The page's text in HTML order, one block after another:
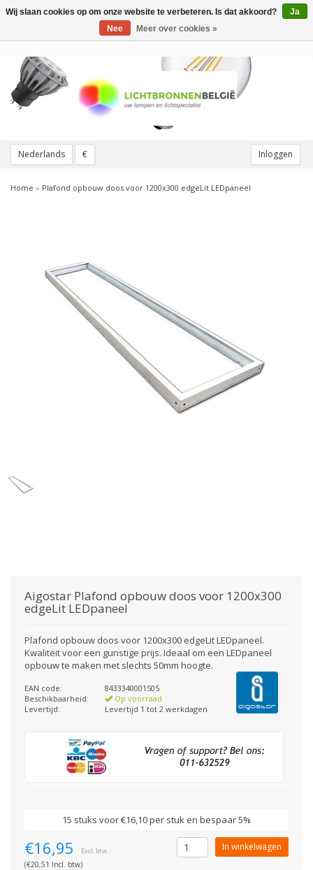
Nederlands € Inloggen
Toggle
Home » Plafond opbouw doos voor 1200x300 edgeLit LEDpaneel
Aigostar Plafond opbouw doos voor 1200x300
edgeLit LEDpaneel
Plafond opbouw doos voor 1200x300 edgeLit LEDpaneel.
Kwaliteit voor een gunstige prijs. Ideaal om een LEDpaneel
opbouw te maken met slechts 50mm hoogte.
EAN code:
8433340001505
Beschikbaarheid:
Op voorraad
Levertijd:
Levertijd 1 tot 2 werkdagen
15 stuks voor €16,10 per stuk en bespaar 5%
€16,95 Excl. btw
(€20,51 Incl. btw)
In winkelwagen
Wij slaan cookies op om onze website te verbeteren. Is dat akkoord?
Ja
Nee
Meer over cookies »